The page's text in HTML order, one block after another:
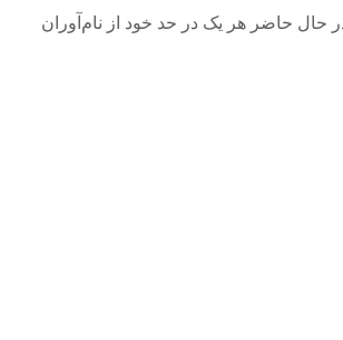
حال حاضر هر یک در حد خود از نام‌آوران